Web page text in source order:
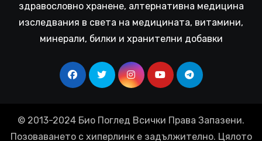
здравословно хранене, алтернативна медицина
изследвания в света на медицината, витамини,
минерали, билки и хранителни добавки
© 2013-2024 Био Поглед Всички Права Запазени.
Позоваването с хиперлинк е задължително. Цялото